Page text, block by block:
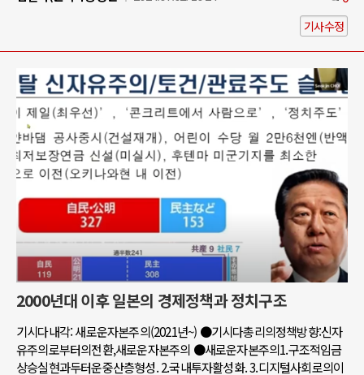
기사수정
2000년대 이후 일본의 경제정책과 정치구조
기시다내각: 새로운자본주의(2021년~) ●기시다총리의정책방향:신자
유주의로부터의전환,새로운자본주의 ●새로운자본주의1.구조적임금
상승실현과두터운중산층형성. 2.국내투자활성화. 3.디지털사회로의이